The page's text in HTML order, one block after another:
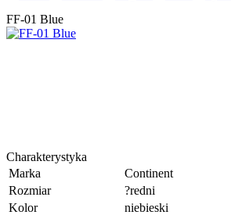
FF-01 Blue
Charakterystyka
Marka
Continent
Rozmiar
?redni
Kolor
niebieski